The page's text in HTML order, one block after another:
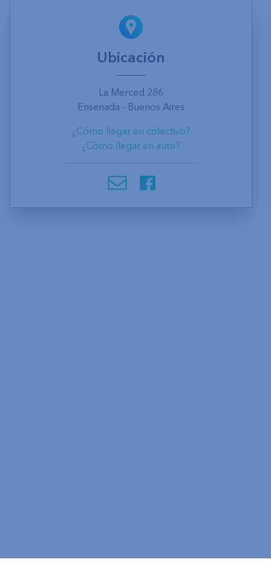
Ubicación
La Merced 286
Ensenada - Buenos Aires
¿Cómo llegar en colectivo?
¿Cómo llegar en auto?